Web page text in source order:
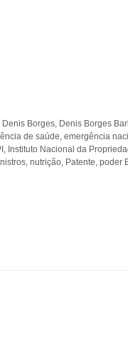
Denis Borges, Denis Borges
de saúde, emergência
, Instituto Nacional da
, nutrição, Patente, poder